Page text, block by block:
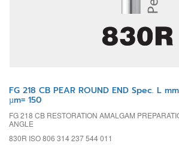
FG 218 CB PEAR ROUND END Spec. L
µm= 150
FG 218 CB RESTORATION AMALGAM
ANGLE
830R ISO 806 314 237 544 011